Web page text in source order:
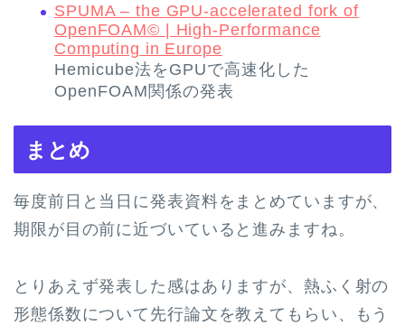
SPUMA – the GPU-accelerated fork of
OpenFOAM© | High-Performance
Computing in Europe
Hemicube法をGPUで高速化した
OpenFOAM関係の発表
まとめ
毎度前日と当日に発表資料をまとめていますが、
期限が目の前に近づいていると進みますね。
とりあえず発表した感はありますが、熱ふく射の
形態係数について先行論文を教えてもらい、もう